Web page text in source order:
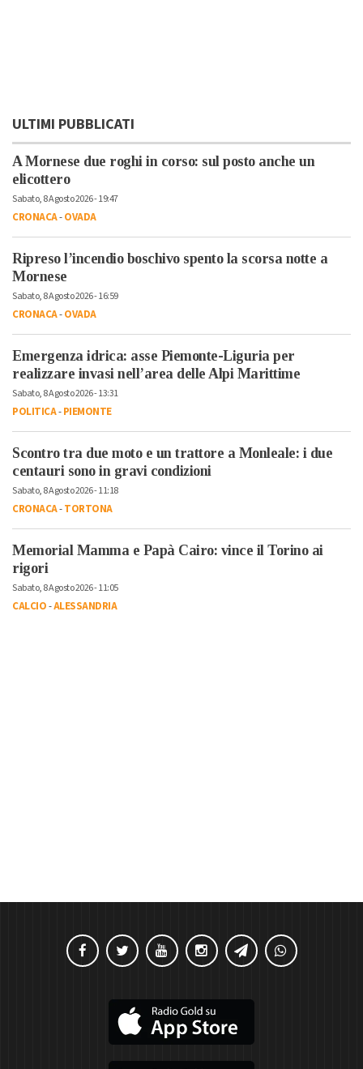
ULTIMI PUBBLICATI
A Mornese due roghi in corso: sul posto anche un
elicottero
Sabato, 8 Agosto 2026 - 19:47
CRONACA-OVADA
Ripreso l’incendio boschivo spento la scorsa notte a
Mornese
Sabato, 8 Agosto 2026 - 16:59
CRONACA-OVADA
Emergenza idrica: asse Piemonte-Liguria per
realizzare invasi nell’area delle Alpi Marittime
Sabato, 8 Agosto 2026 - 13:31
POLITICA-PIEMONTE
Scontro tra due moto e un trattore a Monleale: i due
centauri sono in gravi condizioni
Sabato, 8 Agosto 2026 - 11:18
CRONACA-TORTONA
Memorial Mamma e Papà Cairo: vince il Torino ai
rigori
Sabato, 8 Agosto 2026 - 11:05
CALCIO-ALESSANDRIA